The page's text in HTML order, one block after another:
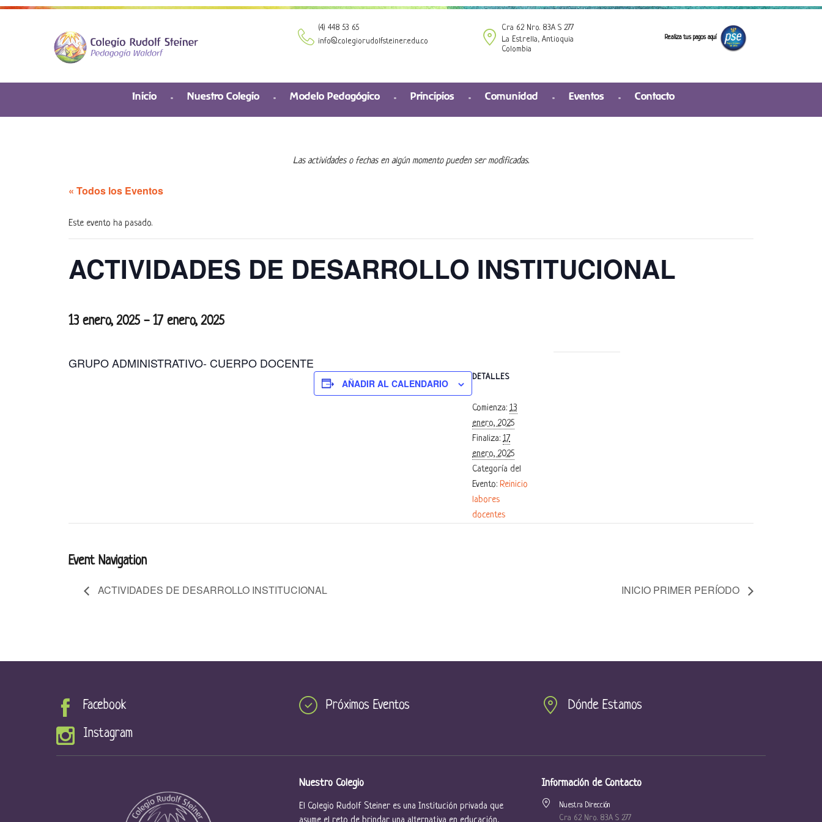
(4) 448 53 65
info@colegiorudolfsteiner.edu.co
Cra 62 Nro. 83A S 277
La Estrella, Antioquia
Colombia
Realiza tus pagos aquí
Inicio Nuestro Colegio Modelo Pedagógico Principios Comunidad Eventos Contacto
Las actividades o fechas en algún momento pueden ser modificadas.
« Todos los Eventos
Este evento ha pasado.
ACTIVIDADES DE DESARROLLO INSTITUCIONAL
13 enero, 2025 - 17 enero, 2025
GRUPO ADMINISTRATIVO- CUERPO DOCENTE
AÑADIR AL CALENDARIO
DETALLES
Comienza: 13
enero, 2025
Finaliza: 17
enero, 2025
Categoría del
Evento: Reinicio
labores
docentes
Event Navigation
ACTIVIDADES DE DESARROLLO INSTITUCIONAL INICIO PRIMER PERÍODO
Facebook
Instagram
Próximos Eventos Dónde Estamos
Nuestro Colegio
El Colegio Rudolf Steiner es una Institución privada que
Información de Contacto
Nuestra Dirección
Cra 62 Nro. 83A S 277